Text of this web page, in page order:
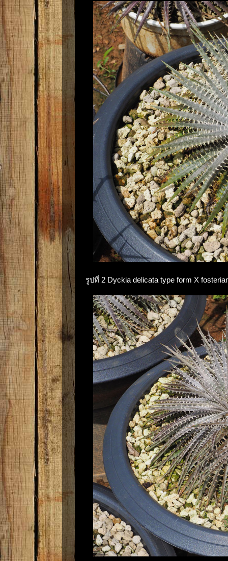
รูปที่ 2 Dyckia delicata type form X